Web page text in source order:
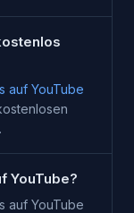
auf YouTube
YouTube?
auf YouTube